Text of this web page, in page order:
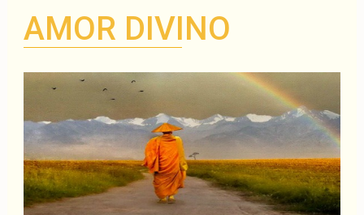
AMOR DIVINO